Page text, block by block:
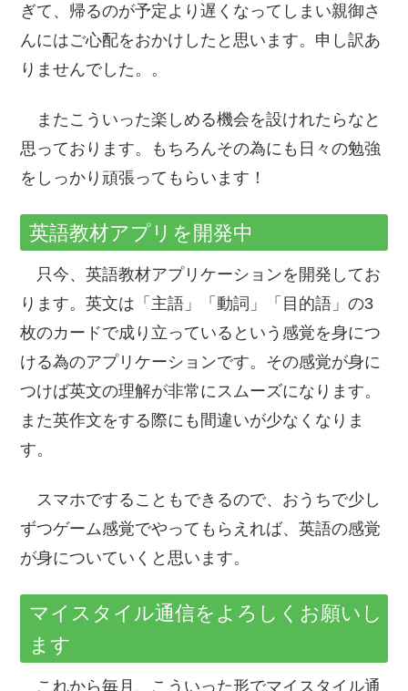
ぎて、帰るのが予定より遅くなってしまい親御さ
んにはご心配をおかけしたと思います。申し訳あ
りませんでした。。
またこういった楽しめる機会を設けれたらなと
思っております。もちろんその為にも日々の勉強
をしっかり頑張ってもらいます！
英語教材アプリを開発中
只今、英語教材アプリケーションを開発してお
ります。英文は「主語」「動詞」「目的語」の3
枚のカードで成り立っているという感覚を身につ
ける為のアプリケーションです。その感覚が身に
つけば英文の理解が非常にスムーズになります。
また英作文をする際にも間違いが少なくなりま
す。
スマホですることもできるので、おうちで少し
ずつゲーム感覚でやってもらえれば、英語の感覚
が身についていくと思います。
マイスタイル通信をよろしくお願いし
ます
これから毎月、こういった形でマイスタイル通